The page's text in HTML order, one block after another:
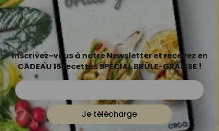
Inscrivez-vous à notre Newsletter et recevez en
CADEAU 15 recettes SPÉCIAL BRÛLE-GRAISSE !
Je télécharge